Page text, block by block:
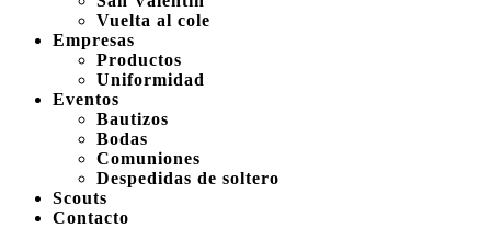
Vuelta al cole
Empresas
Productos
Uniformidad
Eventos
Bautizos
Bodas
Comuniones
Despedidas de soltero
Scouts
Contacto